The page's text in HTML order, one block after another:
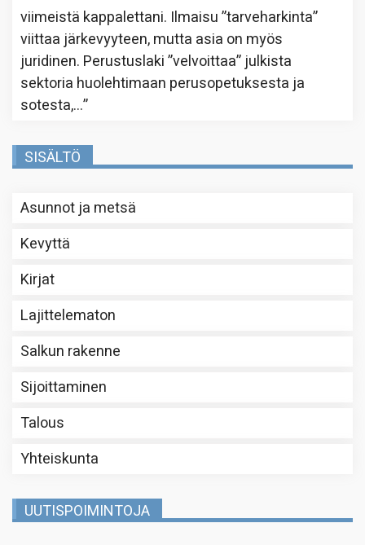
viimeistä kappalettani. Ilmaisu ”tarveharkinta”
viittaa järkevyyteen, mutta asia on myös
juridinen. Perustuslaki ”velvoittaa” julkista
sektoria huolehtimaan perusopetuksesta ja
sotesta,…”
SISÄLTÖ
Asunnot ja metsä
Kevyttä
Kirjat
Lajittelematon
Salkun rakenne
Sijoittaminen
Talous
Yhteiskunta
UUTISPOIMINTOJA